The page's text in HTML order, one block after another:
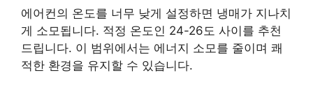
에어컨의 온도를 너무 낮게 설정하면 냉매가 지나치
게 소모됩니다. 적정 온도인 24-26도 사이를 추천
드립니다. 이 범위에서는 에너지 소모를 줄이며 쾌
적한 환경을 유지할 수 있습니다.